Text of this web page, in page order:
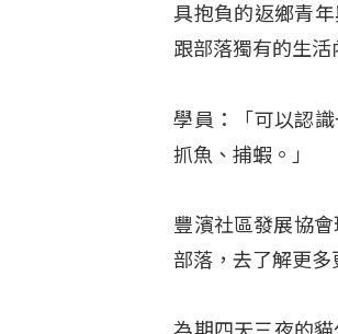
具抱負的返鄉青
跟部落獨有的生活
學員：「可以認
抓魚、捕蝦。」
豐濱社區發展協
部落，去了解更多